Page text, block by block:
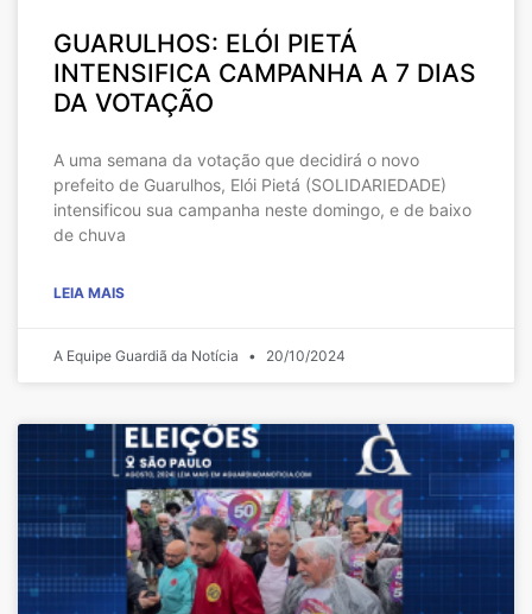
GUARULHOS: ELÓI PIETÁ
INTENSIFICA CAMPANHA A 7 DIAS
DA VOTAÇÃO
A uma semana da votação que decidirá o novo
prefeito de Guarulhos, Elói Pietá (SOLIDARIEDADE)
intensificou sua campanha neste domingo, e de baixo
de chuva
LEIA MAIS
A Equipe Guardiã da Notícia 20/10/2024